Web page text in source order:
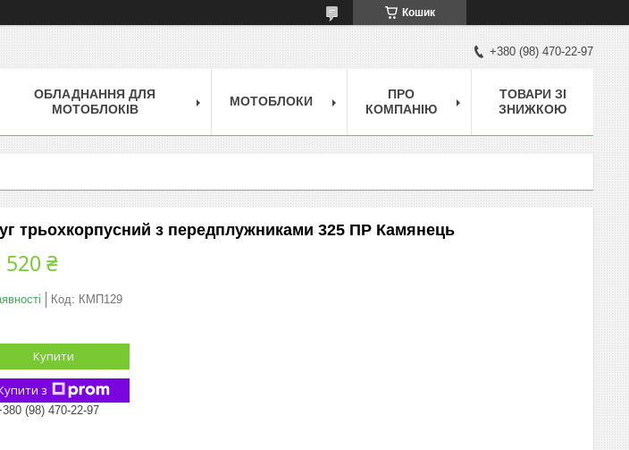
Кошик
+380 (98) 470-22-97
ОБЛАДНАННЯ ДЛЯ
МОТОБЛОКІВ
МОТОБЛОКИ
ПРО
КОМПАНІЮ
ТОВАРИ ЗІ
ЗНИЖКОЮ
трьохкорпусний з передплужниками 325 ПР Камянець
520 ₴
Код: КМП129
Купити
з
(98) 470-22-97